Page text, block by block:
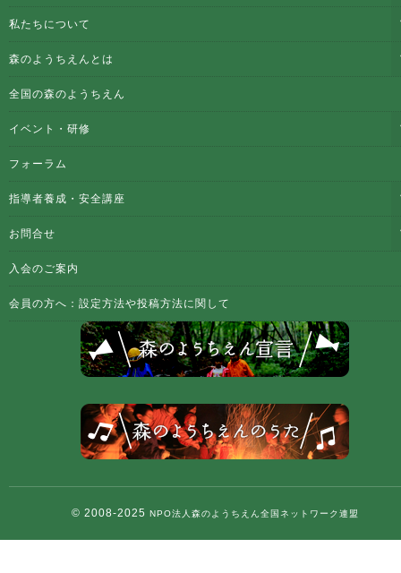
私たちについて
森のようちえんとは
全国の森のようちえん
イベント・研修
フォーラム
指導者養成・安全講座
お問合せ
入会のご案内
会員の方へ：設定方法や投稿方法に関して
© 2008-2025 NPO法人森のようちえん全国ネットワーク連盟